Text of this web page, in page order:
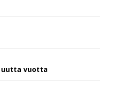
uutta vuotta